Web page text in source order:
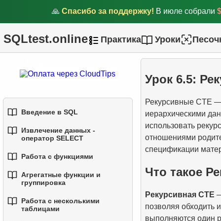
🙏 Спасибо за поддержку! В июле собрали
SQLtest.online Практика Уроки
Введение в SQL
1.Введение в базы данных
2.Типы баз данных
3.Концепции реляционных
баз данных
4.Базовые типы данных
Извлечение данных -
оператор SELECT
1.Выборка данных из
таблицы
3.Объединение нескольких
Работа с функциями
1.Встроенные функции SQL
2.Основные строковые
функции
Агрегатные функции и
группировка
1.Базовые агрегатные
Работа с несколькими
таблицами
1.Введение в подзапросы
2.Подзапросы в
Урок 6.5:
Рекурсивные CTE
иерархическими
использовать
отношениями
спецификации
Что такое
Рекурсивная CTE
позволяя обходить
выполняются один